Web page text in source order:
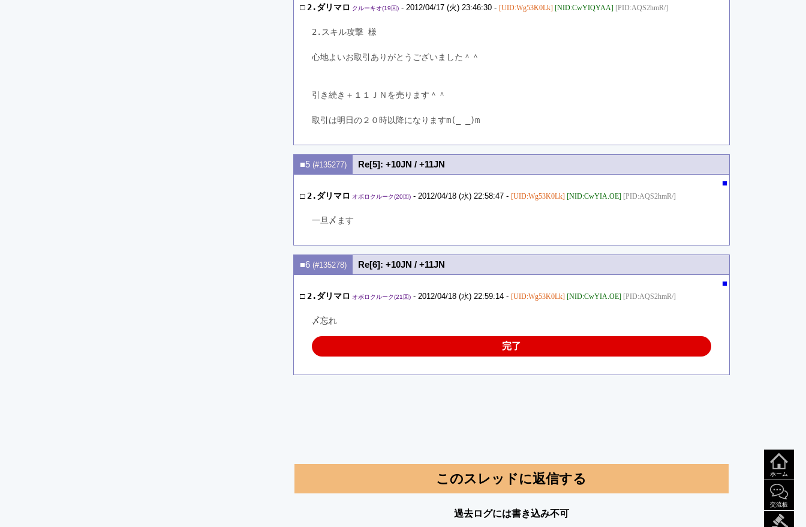
ホーム
交流板
□ 2.ダリマロ クルーキオ(19回)- 2012/04/17 (火) 23:46:30 - [UID:Wg53K0Lk] [NID:CwYIQYAA] [PID:AQS2hmR/]
2.スキル攻撃 様
心地よいお取引ありがとうございました＾＾
引き続き＋１１ＪＮを売ります＾＾
取引は明日の２０時以降になりますm(_ _)m
■5 (#135277)
Re[5]: +10JN / +11JN
■
□ 2.ダリマロ オボロクルーク(20回)- 2012/04/18 (水) 22:58:47 - [UID:Wg53K0Lk] [NID:CwYIA.OE] [PID:AQS2hmR/]
一旦〆ます
■6 (#135278)
Re[6]: +10JN / +11JN
■
□ 2.ダリマロ オボロクルーク(21回)- 2012/04/18 (水) 22:59:14 - [UID:Wg53K0Lk] [NID:CwYIA.OE] [PID:AQS2hmR/]
〆忘れ
完了
このスレッドに返信する
過去ログには書き込み不可